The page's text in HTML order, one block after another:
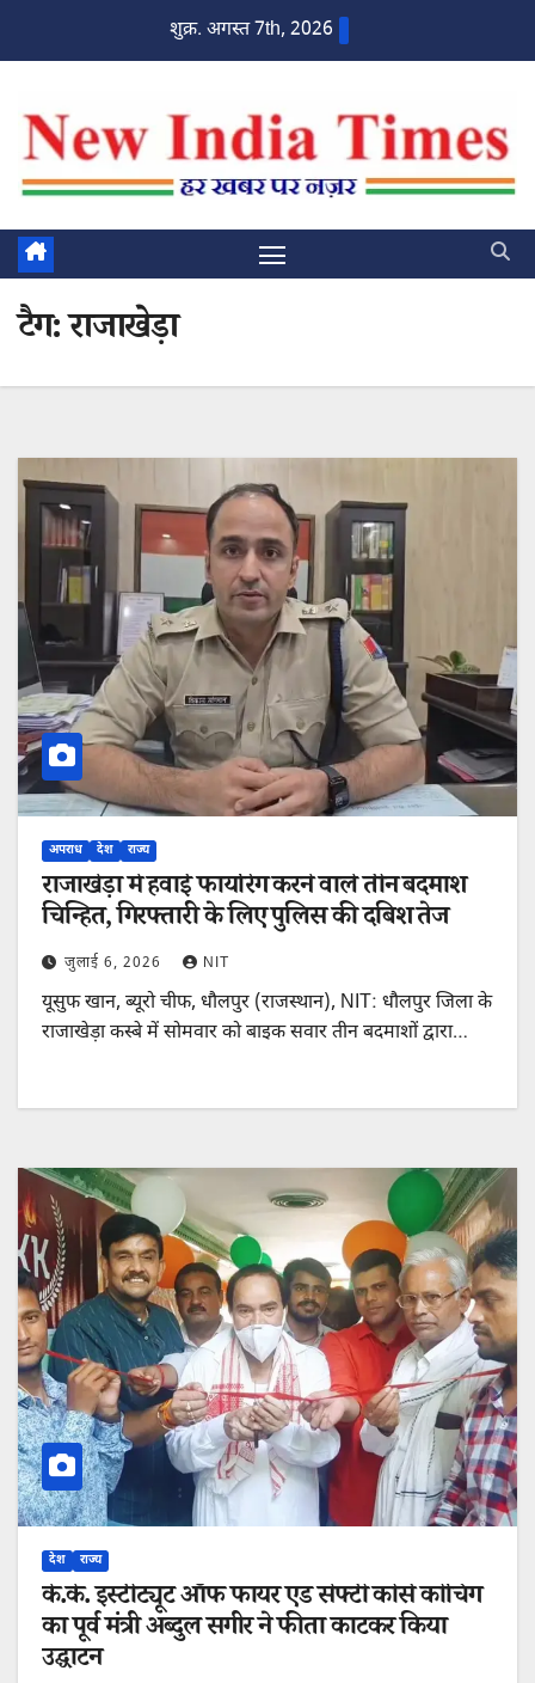
शुक्र. अगस्त 7th, 2026
टैग:राजाखेड़ा
अपराध देश राज्य
राजाखेड़ा में हवाई फायरिंग करने वाले तीन बदमाश
चिन्हित, गिरफ्तारी के लिए पुलिस की दबिश तेज
जुलाई 6, 2026 NIT
यूसुफ खान, ब्यूरो चीफ, धौलपुर (राजस्थान), NIT: धौलपुर जिला के
राजाखेड़ा कस्बे में सोमवार को बाइक सवार तीन बदमाशों द्वारा…
देश राज्य
के.के. इंस्टीट्यूट ऑफ फायर एंड सेफ्टी कोर्स कोचिंग
का पूर्व मंत्री अब्दुल सगीर ने फीता काटकर किया
उद्घाटन